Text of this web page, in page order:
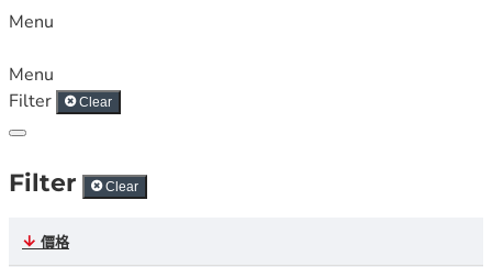
Menu
Menu
Filter
Clear
Filter Clear
價格